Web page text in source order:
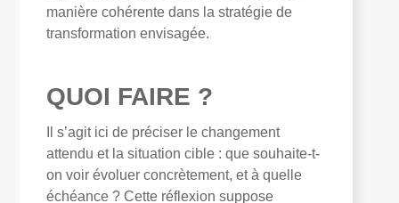
manière cohérente dans la stratégie de
transformation envisagée.
QUOI FAIRE ?
Il s’agit ici de préciser le changement
attendu et la situation cible : que souhaite-t-
on voir évoluer concrètement, et à quelle
échéance ? Cette réflexion suppose